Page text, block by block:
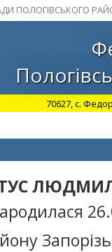
ПОЛОГІВСЬКОГО
70627, с.